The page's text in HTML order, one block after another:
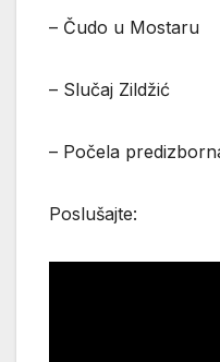
– Čudo u Mostaru
– Slučaj Zildžić
– Počela
Poslušajte: